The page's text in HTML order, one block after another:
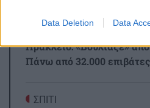
Data Deletion Data
Ηράκλειο: «Βούλιαξε»
Πάνω από 32.000
ΣΠΙΤΙ